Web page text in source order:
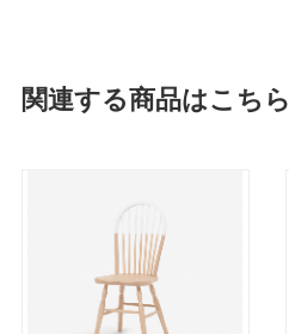
関連する商品はこちら